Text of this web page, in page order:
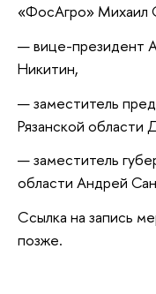
«ФосАгро» Михаил
вице-президент
Никитин,
заместитель
Рязанской
заместитель
области Андрей
Ссылка на запись
позже.